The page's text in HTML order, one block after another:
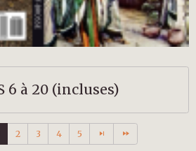
6 à 20 (incluses)
2 3 4 5